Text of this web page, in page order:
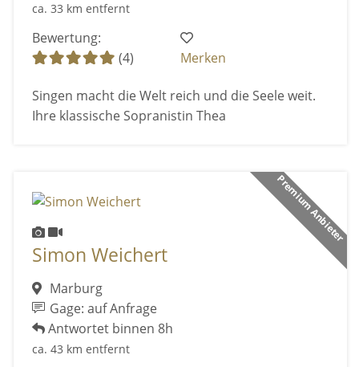
ca. 33 km entfernt
Bewertung:
(4)
Merken
Singen macht die Welt reich und die Seele weit.
Ihre klassische Sopranistin Thea
Premium Anbieter
Simon Weichert
Marburg
Gage: auf Anfrage
Antwortet binnen 8h
ca. 43 km entfernt